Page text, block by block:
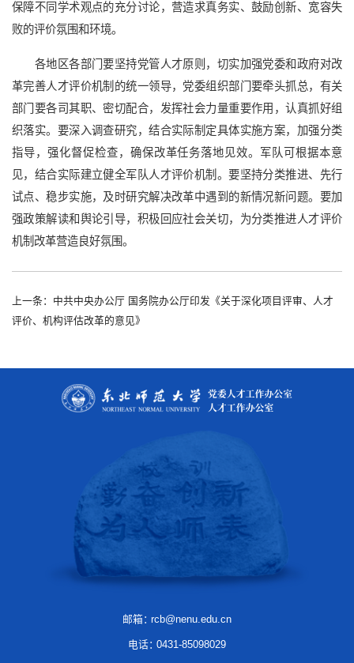
保障不同学术观点的充分讨论，营造求真务实、鼓励创新、宽容失
败的评价氛围和环境。
各地区各部门要坚持党管人才原则，切实加强党委和政府对改
革完善人才评价机制的统一领导，党委组织部门要牵头抓总，有关
部门要各司其职、密切配合，发挥社会力量重要作用，认真抓好组
织落实。要深入调查研究，结合实际制定具体实施方案，加强分类
指导，强化督促检查，确保改革任务落地见效。军队可根据本意
见，结合实际建立健全军队人才评价机制。要坚持分类推进、先行
试点、稳步实施，及时研究解决改革中遇到的新情况新问题。要加
强政策解读和舆论引导，积极回应社会关切，为分类推进人才评价
机制改革营造良好氛围。
上一条：中共中央办公厅 国务院办公厅印发《关于深化项目评审、人才
评价、机构评估改革的意见》
邮箱：rcb@nenu.edu.cn
电话：0431-85098029